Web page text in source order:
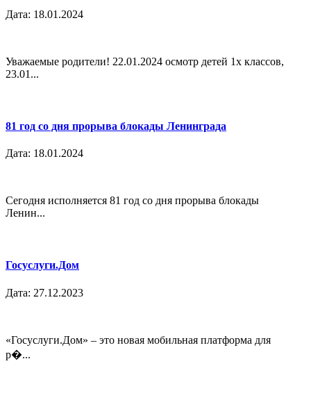
Дата: 18.01.2024
Уважаемые родители! 22.01.2024 осмотр детей 1х классов,
23.01...
81 год со дня прорыва блокады Ленинграда
Дата: 18.01.2024
Сегодня исполняется 81 год со дня прорыва блокады
Ленин...
Госуслуги.Дом
Дата: 27.12.2023
«Госуслуги.Дом» – это новая мобильная платформа для
р�...